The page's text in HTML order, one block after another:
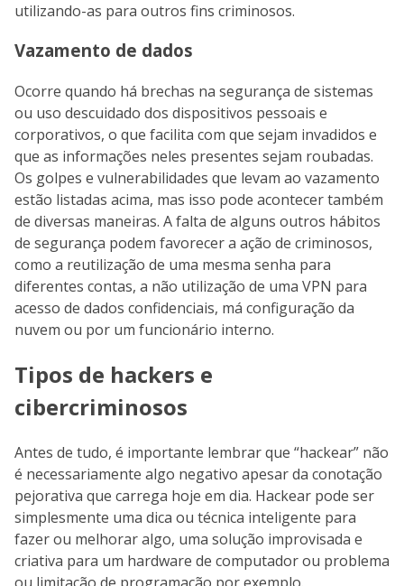
utilizando-as para outros fins criminosos.
Vazamento de dados
Ocorre quando há brechas na segurança de sistemas
ou uso descuidado dos dispositivos pessoais e
corporativos, o que facilita com que sejam invadidos e
que as informações neles presentes sejam roubadas.
Os golpes e vulnerabilidades que levam ao vazamento
estão listadas acima, mas isso pode acontecer também
de diversas maneiras. A falta de alguns outros hábitos
de segurança podem favorecer a ação de criminosos,
como a reutilização de uma mesma senha para
diferentes contas, a não utilização de uma VPN para
acesso de dados confidenciais, má configuração da
nuvem ou por um funcionário interno.
Tipos de hackers e
cibercriminosos
Antes de tudo, é importante lembrar que “hackear” não
é necessariamente algo negativo apesar da conotação
pejorativa que carrega hoje em dia. Hackear pode ser
simplesmente uma dica ou técnica inteligente para
fazer ou melhorar algo, uma solução improvisada e
criativa para um hardware de computador ou problema